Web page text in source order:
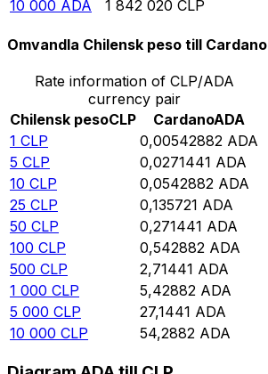
10 000 ADA 1 842 020 CLP
Omvandla Chilensk peso till Cardano
Rate information of CLP/ADA
currency pair
Chilensk pesoCLP CardanoADA
1 CLP 0,00542882 ADA
5 CLP 0,0271441 ADA
10 CLP 0,0542882 ADA
25 CLP 0,135721 ADA
50 CLP 0,271441 ADA
100 CLP 0,542882 ADA
500 CLP 2,71441 ADA
1 000 CLP 5,42882 ADA
5 000 CLP 27,1441 ADA
10 000 CLP 54,2882 ADA